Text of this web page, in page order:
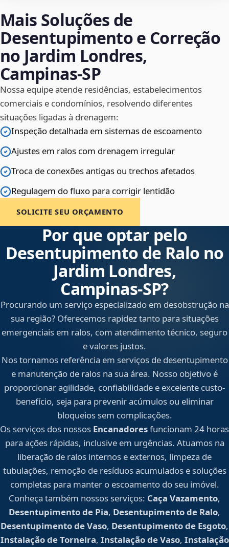
Mais Soluções de
Desentupimento e Correção
no Jardim Londres,
Campinas‑SP
Nossa equipe atende residências, estabelecimentos
comerciais e condomínios, resolvendo diferentes
situações ligadas à drenagem:
Inspeção detalhada em sistemas de escoamento
Ajustes em ralos com drenagem irregular
Troca de conexões antigas ou trechos afetados
Regulagem do fluxo para corrigir lentidão
SOLICITE SEU ORÇAMENTO
Por que optar pelo
Desentupimento de Ralo no
Jardim Londres,
Campinas‑SP?
Procurando um serviço especializado em desobstrução na
sua região? Oferecemos rapidez tanto para situações
emergenciais em ralos, com atendimento técnico, seguro
e valores justos.
Nos tornamos referência em serviços de desentupimento
e manutenção de ralos na sua área. Nosso objetivo é
proporcionar agilidade, confiabilidade e excelente custo-
benefício, seja para prevenir acúmulos ou eliminar
bloqueios sem complicações.
Os serviços dos nossos Encanadoresfuncionam 24 horas
para ações rápidas, inclusive em urgências. Atuamos na
liberação de ralos internos e externos, limpeza de
tubulações, remoção de resíduos acumulados e soluções
completas para manter o escoamento do seu imóvel.
Conheça também nossos serviços: Caça Vazamento,
Desentupimento de Pia, Desentupimento de Ralo,
Desentupimento de Vaso, Desentupimento de Esgoto,
Instalação de Torneira, Instalação de Vaso, Instalação